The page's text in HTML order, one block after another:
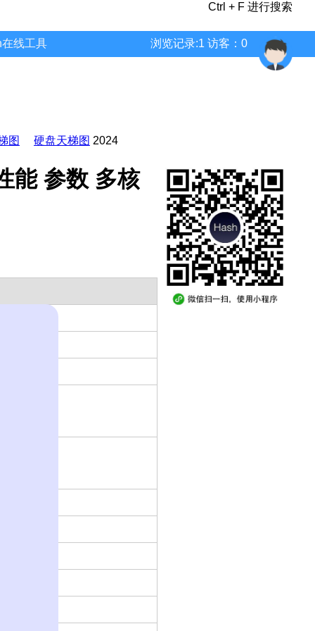
Ctrl + F 进行搜索
线工具 浏览记录:1 访客：0
图 硬盘天梯图 2024
能 参数 多核